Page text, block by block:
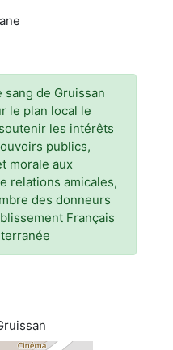
de Gruissan
le plan local le
les intérêts
publics,
morale aux
relations amicales,
des donneurs
Français